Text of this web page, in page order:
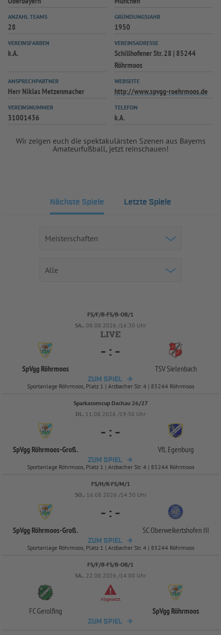
ANZAHL TEAMS
28
GRÜNDUNGSJAHR
1950
VEREINSFARBEN
k.A.
VEREINSADRESSE
Schillhofener Str. 28 | 85244
Röhrmoos
ANSPRECHPARTNER
Herr Niklas Metzenmacher
WEBSEITE
http://www.spvgg-roehrmoos.de
VEREINSNUMMER
31001436
TELEFON
k.A.
Wir zeigen euch die spektakulärsten Szenen aus Bayerns
Amateurfußball, jetzt reinschauen!
Nächste Spiele Letzte Spiele
FS/F/B-FS/B-OB/1
SA.. 08.08.2026 /16:30 Uhr
SpVgg Röhrmoos
- : -
TSV Sielenbach
ZUM SPIEL
Sportanlage Röhrmoos, Platz 1 | Arzbacher Str. 4 | 85244 Röhrmoos
Sparkassencup Dachau 26/27
DI.. 11.08.2026 /19:30 Uhr
SpVgg Röhrmoos-Groß.
- : -
VfL Egenburg
ZUM SPIEL
Sportanlage Röhrmoos, Platz 1 | Arzbacher Str. 4 | 85244 Röhrmoos
FS/H/K-FS/M/1
SO.. 16.08.2026 /14:30 Uhr
SpVgg Röhrmoos-Groß.
- : -
SC Oberweikertshofen III
ZUM SPIEL
Sportanlage Röhrmoos, Platz 1 | Arzbacher Str. 4 | 85244 Röhrmoos
FS/F/B-FS/B-OB/1
SA.. 22.08.2026 /14:00 Uhr
FC Gerolfing
Abgesetzt
SpVgg Röhrmoos
ZUM SPIEL